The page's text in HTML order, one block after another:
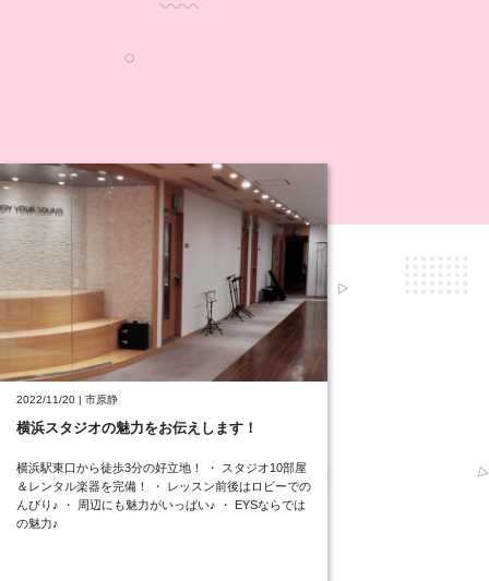
2022/11/20 | 市原静
横浜スタジオの魅力をお伝えします！
横浜駅東口から徒歩3分の好立地！ ・ スタジオ10部屋
＆レンタル楽器を完備！ ・ レッスン前後はロビーでの
んびり♪ ・ 周辺にも魅力がいっぱい♪ ・ EYSならでは
の魅力♪